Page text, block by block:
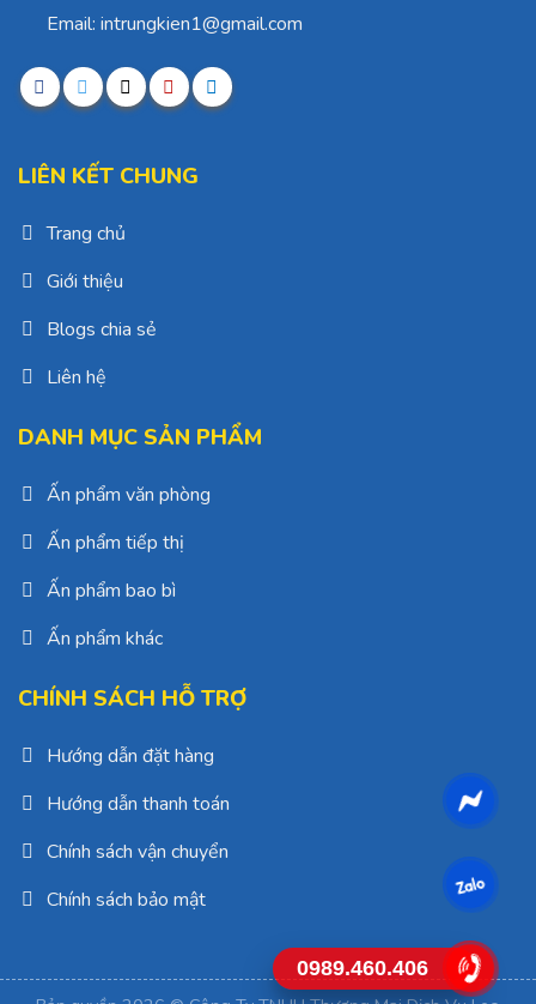
Email: intrungkien1@gmail.com
LIÊN KẾT CHUNG
Trang chủ
Giới thiệu
Blogs chia sẻ
Liên hệ
DANH MỤC SẢN PHẨM
Ấn phẩm văn phòng
Ấn phẩm tiếp thị
Ấn phẩm bao bì
Ấn phẩm khác
CHÍNH SÁCH HỖ TRỢ
Hướng dẫn đặt hàng
Hướng dẫn thanh toán
Chính sách vận chuyển
Chính sách bảo mật
0989.460.406